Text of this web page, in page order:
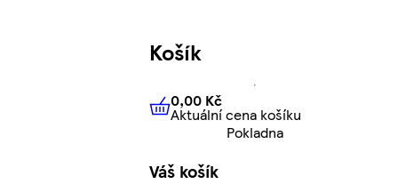
Košík
0,00 KčAktuální cena košíku
0,00 Kč
Aktuální cena košíku
Pokladna
Váš košík